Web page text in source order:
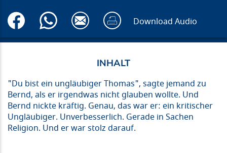
Download Audio
"Du bist ein ungläubiger Thomas", sagte jemand zu
Bernd, als er irgendwas nicht glauben wollte. Und
Bernd nickte kräftig. Genau, das war er: ein kritischer
Ungläubiger. Unverbesserlich. Gerade in Sachen
Religion. Und er war stolz darauf.